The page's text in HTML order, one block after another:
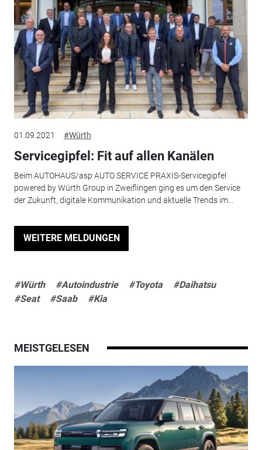
01.09.2021 #Würth
Servicegipfel: Fit auf allen Kanälen
Beim AUTOHAUS/asp AUTO SERVICE PRAXIS-Servicegipfel
powered by Würth Group in Zweiflingen ging es um den Service
der Zukunft, digitale Kommunikation und aktuelle Trends im...
WEITERE MELDUNGEN
#Würth #Autoindustrie #Toyota
#Daihatsu
#Seat
#Saab #Kia
MEISTGELESEN